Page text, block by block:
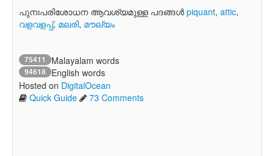
പുനഃപരിശോധന ആവശ്യമുള്ള പദങ്ങള്‍ piquant, attic,
വളവളപ്പ്, മലരി, മൗല്യം
75411 Malayalam words
94618
English words
Hosted on DigitalOcean
Quick Guide
73 Comments